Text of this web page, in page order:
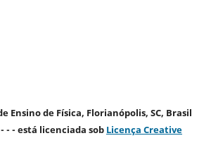
Ensino de Física, Florianópolis, SC, Brasil
- - - está licenciada sob Licença Creative